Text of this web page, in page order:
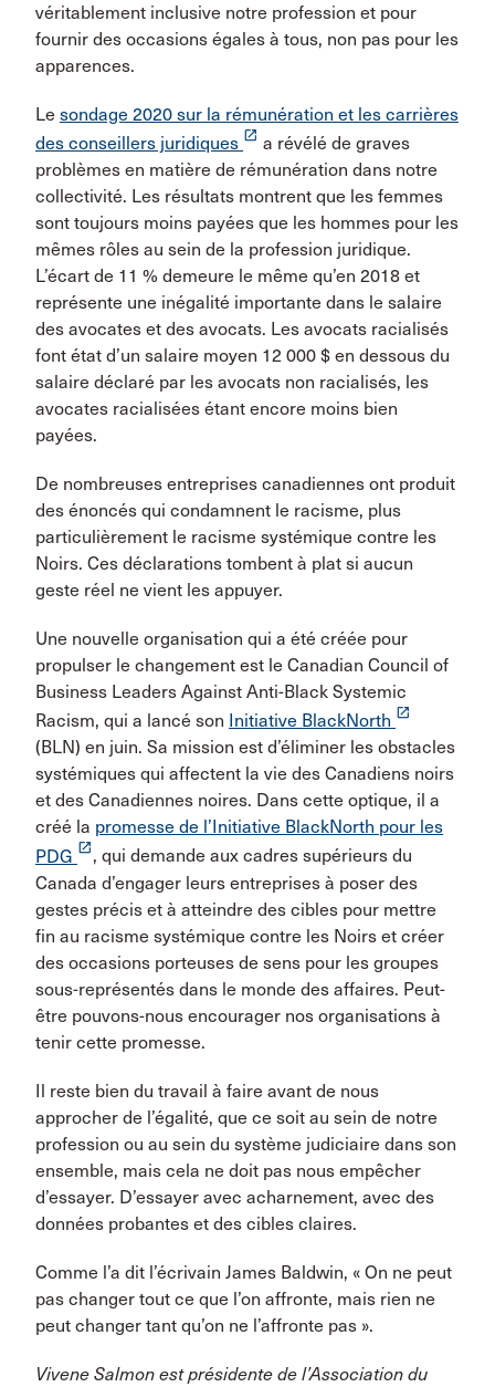
véritablement inclusive notre profession et pour
fournir des occasions égales à tous, non pas pour les
apparences.
Le sondage 2020 sur la rémunération et les carrières
des conseillers juridiques launch a révélé de graves
problèmes en matière de rémunération dans notre
collectivité. Les résultats montrent que les femmes
sont toujours moins payées que les hommes pour les
mêmes rôles au sein de la profession juridique.
L’écart de 11 % demeure le même qu’en 2018 et
représente une inégalité importante dans le salaire
des avocates et des avocats. Les avocats racialisés
font état d’un salaire moyen 12 000 $ en dessous du
salaire déclaré par les avocats non racialisés, les
avocates racialisées étant encore moins bien
payées.
De nombreuses entreprises canadiennes ont produit
des énoncés qui condamnent le racisme, plus
particulièrement le racisme systémique contre les
Noirs. Ces déclarations tombent à plat si aucun
geste réel ne vient les appuyer.
Une nouvelle organisation qui a été créée pour
propulser le changement est le Canadian Council of
Business Leaders Against Anti-Black Systemic
Racism, qui a lancé son Initiative BlackNorth launch
(BLN) en juin. Sa mission est d’éliminer les obstacles
systémiques qui affectent la vie des Canadiens noirs
et des Canadiennes noires. Dans cette optique, il a
créé la promesse de l’Initiative BlackNorth pour les
PDG launch , qui demande aux cadres supérieurs du
Canada d’engager leurs entreprises à poser des
gestes précis et à atteindre des cibles pour mettre
fin au racisme systémique contre les Noirs et créer
des occasions porteuses de sens pour les groupes
sous-représentés dans le monde des affaires. Peut-
être pouvons-nous encourager nos organisations à
tenir cette promesse.
Il reste bien du travail à faire avant de nous
approcher de l’égalité, que ce soit au sein de notre
profession ou au sein du système judiciaire dans son
ensemble, mais cela ne doit pas nous empêcher
d’essayer. D’essayer avec acharnement, avec des
données probantes et des cibles claires.
Comme l’a dit l’écrivain James Baldwin, « On ne peut
pas changer tout ce que l’on affronte, mais rien ne
peut changer tant qu’on ne l’affronte pas ».
Vivene Salmon est présidente de l’Association du